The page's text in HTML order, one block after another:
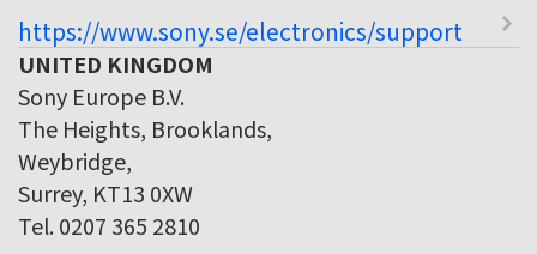
https://www.sony.se/electronics/support
UNITED KINGDOM
Sony Europe B.V.
The Heights, Brooklands,
Weybridge,
Surrey, KT13 0XW
Tel. 0207 365 2810